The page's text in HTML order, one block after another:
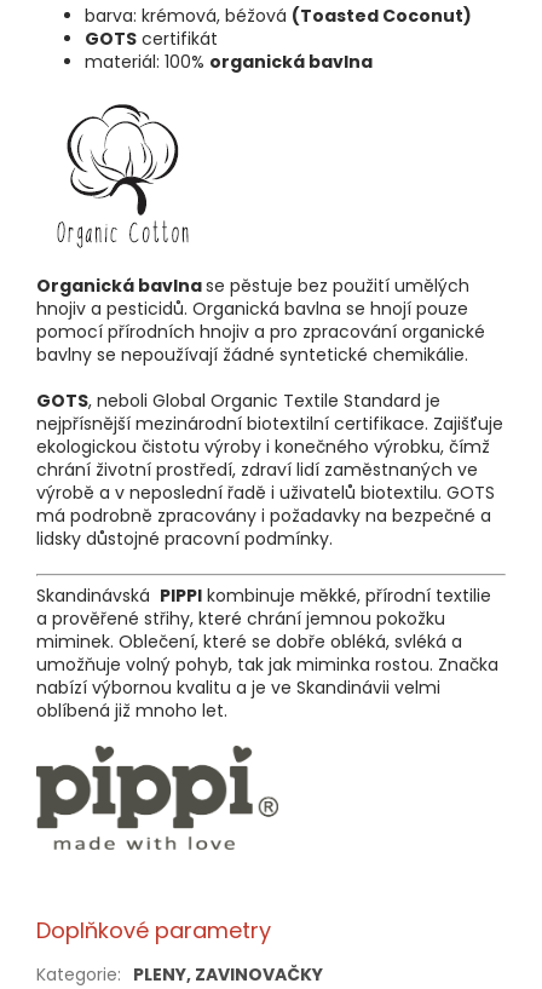
barva: krémová, béžová (Toasted Coconut)
GOTS certifikát
materiál: 100% organická bavlna
Organická bavlnase pěstuje bez použití umělých
hnojiv a pesticidů. Organická bavlna se hnojí pouze
pomocí přírodních hnojiv a pro zpracování organické
bavlny se nepoužívají žádné syntetické chemikálie.
GOTS, neboli Global Organic Textile Standard je
nejpřísnější mezinárodní biotextilní certifikace. Zajišťuje
ekologickou čistotu výroby i konečného výrobku, čímž
chrání životní prostředí, zdraví lidí zaměstnaných ve
výrobě a v neposlední řadě i uživatelů biotextilu. GOTS
má podrobně zpracovány i požadavky na bezpečné a
lidsky důstojné pracovní podmínky.
Skandinávská PIPPI kombinuje měkké, přírodní textilie
a prověřené střihy, které chrání jemnou pokožku
miminek. Oblečení, které se dobře obléká, svléká a
umožňuje volný pohyb, tak jak miminka rostou. Značka
nabízí výbornou kvalitu a je ve Skandinávii velmi
oblíbená již mnoho let.
Doplňkové parametry
Kategorie: PLENY, ZAVINOVAČKY